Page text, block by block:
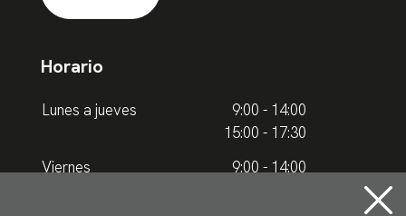
Horario
Lunes a jueves
9:00 - 14:00
15:00 - 17:30
Viernes
9:00 - 14:00